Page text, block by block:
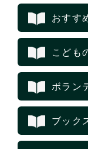
おすす
こども
ボラン
ブック